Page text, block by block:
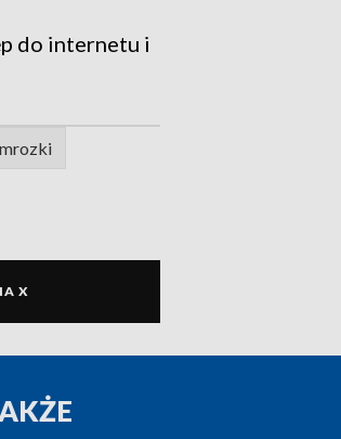
do internetu i
X